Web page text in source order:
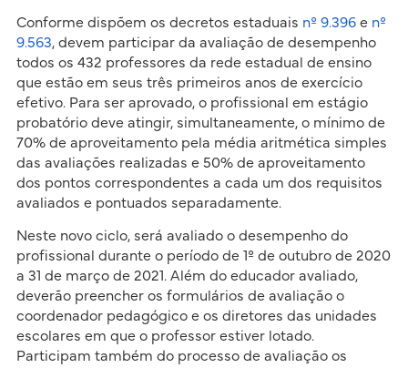
Conforme dispõem os decretos estaduais nº 9.396e nº
9.563, devem participar da avaliação de desempenho
todos os 432 professores da rede estadual de ensino
que estão em seus três primeiros anos de exercício
efetivo. Para ser aprovado, o profissional em estágio
probatório deve atingir, simultaneamente, o mínimo de
70% de aproveitamento pela média aritmética simples
das avaliações realizadas e 50% de aproveitamento
dos pontos correspondentes a cada um dos requisitos
avaliados e pontuados separadamente.
Neste novo ciclo, será avaliado o desempenho do
profissional durante o período de 1º de outubro de 2020
a 31 de março de 2021. Além do educador avaliado,
deverão preencher os formulários de avaliação o
coordenador pedagógico e os diretores das unidades
escolares em que o professor estiver lotado.
Participam também do processo de avaliação os